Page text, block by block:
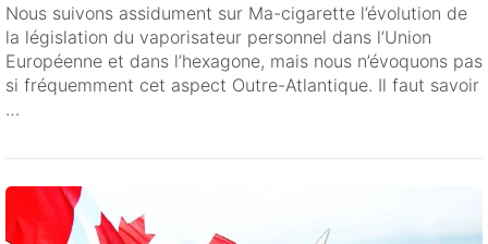
Nous suivons assidument sur Ma-cigarette l’évolution de
la législation du vaporisateur personnel dans l’Union
Européenne et dans l’hexagone, mais nous n’évoquons pas
si fréquemment cet aspect Outre-Atlantique. Il faut savoir
…